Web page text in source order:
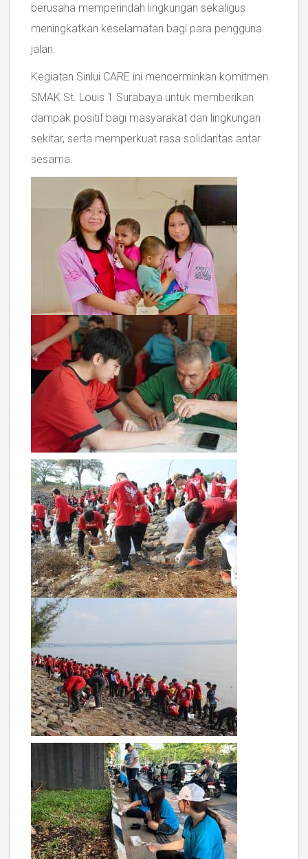
berusaha memperindah lingkungan sekaligus
meningkatkan keselamatan bagi para pengguna
jalan.
Kegiatan Sinlui CARE ini mencerminkan komitmen
SMAK St. Louis 1 Surabaya untuk memberikan
dampak positif bagi masyarakat dan lingkungan
sekitar, serta memperkuat rasa solidaritas antar
sesama.